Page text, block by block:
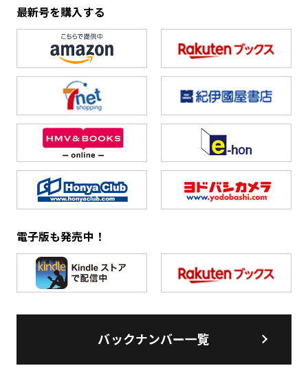
最新号を購入する
電子版も発売中！
バックナンバー一覧